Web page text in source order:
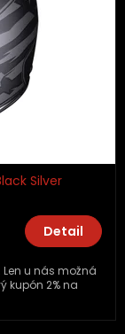
Silver
Detail
Len u nás možná
kupón 2% na